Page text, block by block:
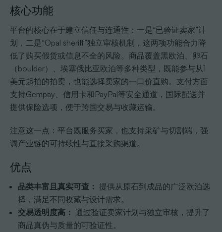
核心功能
平台的核心在于建立信任与连通性：一是“已验证卖家”计
划，二是“Opal sheriff”独立审核机制，这两项功能合力降
低了购买假货或信息不全的风险。商品覆盖黑欧泊、卵石
（boulder）、埃塞俄比亚欧泊等多种类型，既能参与从1
美元起拍的拍卖，也能选择卖家的一口价直购。支付方面
支持Gempay、信用卡和PayPal等安全通道，国际配送并
提供保险选项，便于跨国交易与收藏运输。
注意这一点：平台既服务买家，也支持采矿与切割端，强
调产业链的可持续性与直接采购渠道。
优点
品类丰富且真实可查： 提供从原石到成品的广泛欧泊选
择，满足不同收藏与设计需求。
交易透明度高： 通过验证卖家计划与独立审核，提升了
商品真伪与质量的可验证性。